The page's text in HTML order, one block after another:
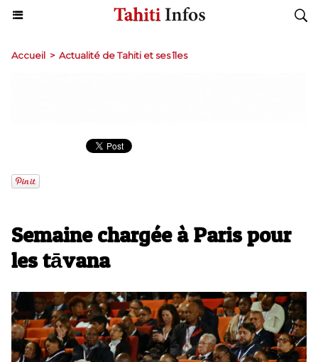
Accueil > Actualité de Tahiti et ses îles
Semaine chargée à Paris pour
les tāvana